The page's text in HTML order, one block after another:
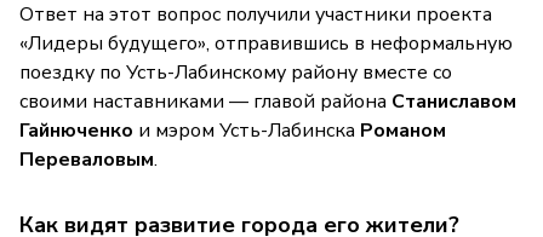
Ответ на этот вопрос получили участники проекта
«Лидеры будущего», отправившись в неформальную
поездку по Усть-Лабинскому району вместе со
своими наставниками — главой района Станиславом
Гайнюченко и мэром Усть-Лабинска Романом
Переваловым.
Как видят развитие города его жители?